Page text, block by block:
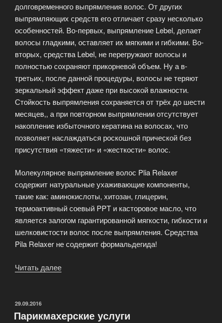
долговременного выпрямления волос. От других
выпрямляющих средств его отличает сразу несколько
особенностей. Во-первых, выпрямление Lebel, делает
волосы гладкими, оставляет их мягкими и гибкими. Во-
вторых, средства Lebel, не перегружают волосы и
полностью сохраняют прикорневой объем. Ну а в-
третьих, после данной процедуры, волосы не теряют
зеркальный эффект даже при высокой влажности.
Стойкость выпрямления сохраняется от трёх до шести
месяцев,, а при повторном выпрямлении отсутствует
накопление избыточного кератина на волосах, что
позволяет наслаждаться роскошной прической без
присутствия «тяжести» и «жесткости» волос.
Молекулярное выпрямление волос Plia Relaxer
содержит натуральные ухаживающие компоненты,
такие как: аминокислоты, хитозан, глицерин,
термоактивный соевый PPT и касторовое масло, что
является залогом гарантированной мягкости, гибкости и
шелковистости волос после выпрямления. Средства
Pila Relaxer не содержит формальдегида!
Читать далее
Plia
ОПУБЛИКОВАНО
29.09.2016
Парикмахерские услуги